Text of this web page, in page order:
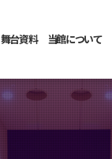
舞台資料 当館について